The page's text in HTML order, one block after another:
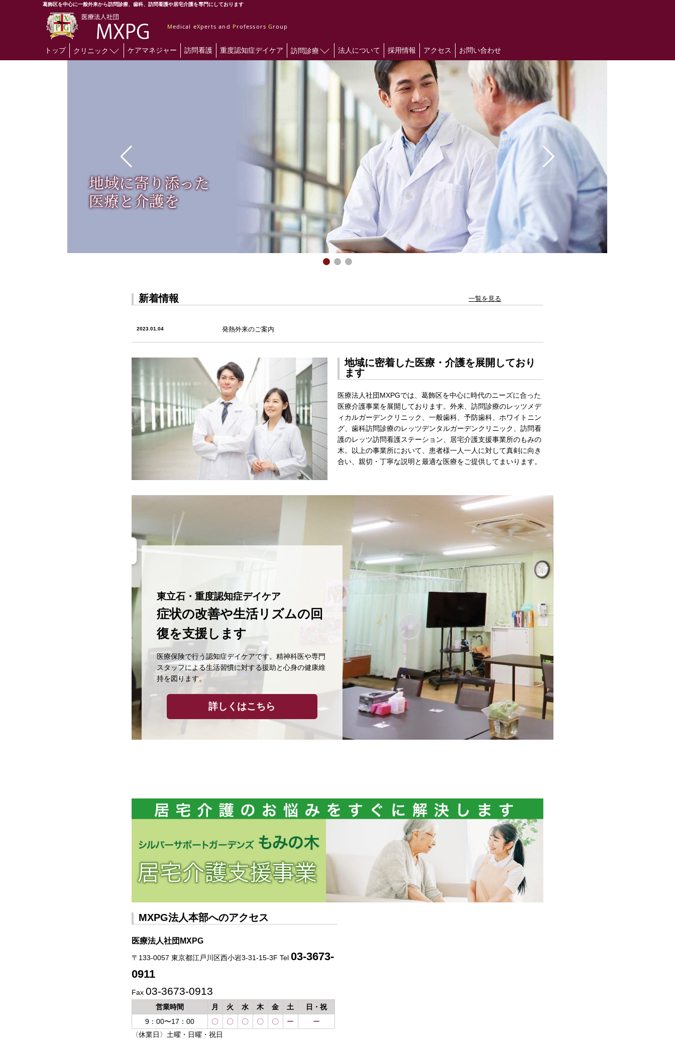
葛飾区を中心に一般外来から訪問診療、歯科、訪問看護や居宅介護を専門にしております
Medical eXperts and P rofessors Group
トップ クリニック ケアマネジャー 訪問看護 重度認知症デイケア 訪問診療 法人について 採用情報 アクセス お問い合わせ
医療・介護を通じて
健康な生活を応援します
地域に寄り添った
医療と介護を
安心と安全な治療
医療・介護を通じて
健康な生活を応援します
地域に寄り添った医療と介護を
安心と安全な治療
新着情報 一覧を見る
2023.01.04 発熱外来のご案内
地域に密着した医療・介護を展開しており
ます
医療法人社団MXPGでは、葛飾区を中心に時代のニーズに合った
医療介護事業を展開しております。外来、訪問診療のレッツメデ
ィカルガーデンクリニック、一般歯科、予防歯科、ホワイトニン
グ、歯科訪問診療のレッツデンタルガーデンクリニック、訪問看
護のレッツ訪問看護ステーション、居宅介護支援事業所のもみの
木。以上の事業所において、患者様一人一人に対して真剣に向き
合い、親切・丁寧な説明と最適な医療をご提供してまいります。
東立石・重度認知症デイケア
症状の改善や生活リズムの回
復を支援します
医療保険で行う認知症デイケアです。精神科医や専門
スタッフによる生活習慣に対する援助と心身の健康維
持を図ります。
詳しくはこちら
MXPG法人本部へのアクセス
医療法人社団MXPG
〒133-0057 東京都江戸川区西小岩3-31-15-3F Tel 03-3673-
0911
Fax 03-3673-0913
営業時間 月 火 水 木 金 土
日・祝
9：00〜17：00
〇 〇 〇 〇 〇 ー
ー
〈休業日〉土曜・日曜・祝日